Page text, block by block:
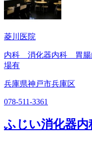
菱川医院
内科 消化器内科 胃
場有
兵庫県神戸市兵庫区
078-511-3361
ふじい消化器